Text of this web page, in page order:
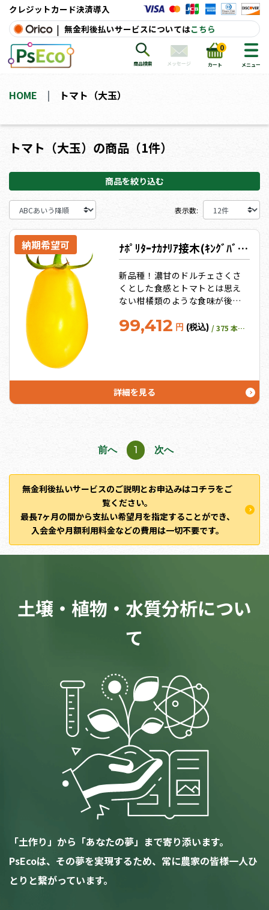
クレジットカード決済導入
| 無金利後払いサービスについてはこちら
商品検索 メッセージ カート
0
メニュー
HOME トマト（大玉）
トマト（大玉）の商品（1件）
商品を絞り込む
表示数:
納期希望可 ﾅﾎﾟﾘﾀｰﾅｶﾅﾘｱ接木(ｷﾝｸﾞﾊﾞﾘｱ)【ﾄﾏﾄ苗128穴】
新品種！濃甘のドルチェさくさ
くとした食感とトマトとは思え
ない柑橘類のような食味が後を
黄色をした、美しいトマト。
99,412 円 (税込) / 375 本保証
詳細を見る
前へ 1 次へ
無金利後払いサービスのご説明とお申込みはコチラをご
覧ください。
最長7ヶ月の間から支払い希望月を指定することができ、
入会金や月額利用料金などの費用は一切不要です。
土壌・植物・水質分析につい
て
「土作り」から「あなたの夢」まで寄り添います。
PsEcoは、その夢を実現するため、常に農家の皆様一人ひ
とりと繋がっています。